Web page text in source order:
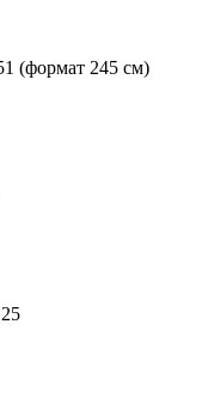
(формат 245 см)